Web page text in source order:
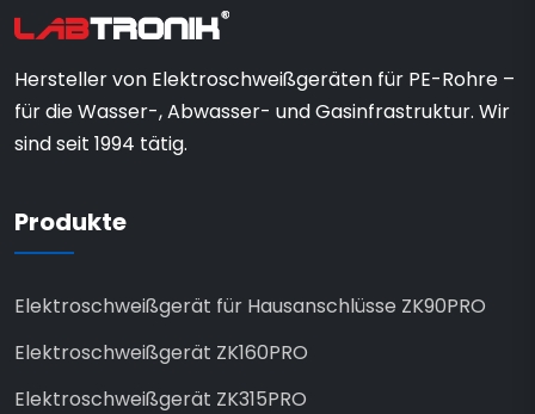
Hersteller von Elektroschweißgeräten für PE-Rohre –
für die Wasser-, Abwasser- und Gasinfrastruktur. Wir
sind seit 1994 tätig.
Produkte
Elektroschweißgerät für Hausanschlüsse ZK90PRO
Elektroschweißgerät ZK160PRO
Elektroschweißgerät ZK315PRO